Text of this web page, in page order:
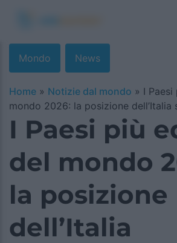
Mondo News
Home » Notizie dal mondo » I
mondo 2026: la posizione dell’Italia
I Paesi più
del mondo
la posizione
dell’Italia